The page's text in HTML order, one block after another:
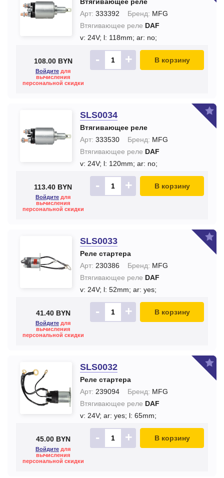
Арт: 333392 Бренд: MFG
Втягивающее реле DAF
v: 24V; l: 118mm; ar: no;
108.00 BYN
Войдите для
вычисления
персональной скидки
- + В корзину
SLS0034
Втягивающее реле
Арт: 333530 Бренд: MFG
Втягивающее реле DAF
v: 24V; l: 120mm; ar: no;
113.40 BYN
Войдите для
вычисления
персональной скидки
- + В корзину
SLS0033
Реле стартера
Арт: 230386 Бренд: MFG
Втягивающее реле DAF
v: 24V; l: 52mm; ar: yes;
41.40 BYN
Войдите для
вычисления
персональной скидки
- + В корзину
SLS0032
Реле стартера
Арт: 239094 Бренд: MFG
Втягивающее реле DAF
v: 24V; ar: yes; l: 65mm;
45.00 BYN
Войдите для
вычисления
персональной скидки
- + В корзину